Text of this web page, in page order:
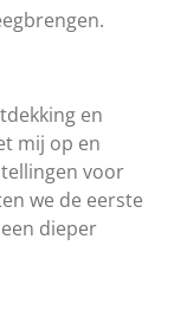
en
mij op en
voor
we de eerste
dieper